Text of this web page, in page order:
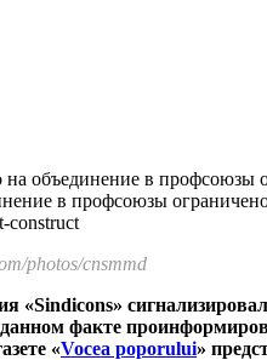
на объединение в профсоюзы
photos/cnsmmd
«Sindicons»
факте
«Vocea poporului»